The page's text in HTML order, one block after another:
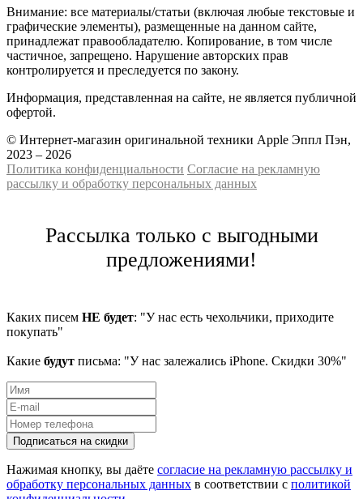
Внимание: все материалы/статьи (включая любые текстовые и
графические элементы), размещенные на данном сайте,
принадлежат правообладателю. Копирование, в том числе
частичное, запрещено. Нарушение авторских прав
контролируется и преследуется по закону.
Информация, представленная на сайте, не является публичной
офертой.
© Интернет-магазин оригинальной техники Apple Эппл Пэн,
2023 – 2026
Политика конфиденциальности Cогласие на рекламную
рассылку и обработку персональных данных
Рассылка только с выгодными
предложениями!
Каких писем НЕ будет: "У нас есть чехольчики, приходите
покупать"
Какие будут письма: "У нас залежались iPhone. Скидки 30%"
Подписаться на скидки
Нажимая кнопку, вы даёте согласие на рекламную рассылку и
обработку персональных данных в соответствии с политикой